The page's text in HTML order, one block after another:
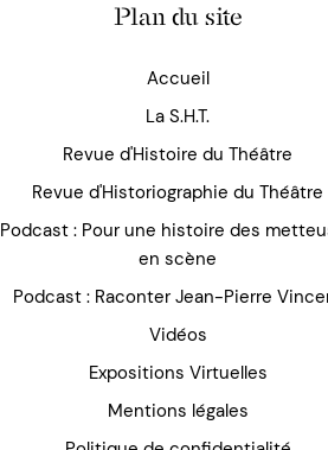
Plan du site
Accueil
La S.H.T.
Revue d'Histoire du Théâtre
Revue d'Historiographie du Théâtre
Podcast : Pour une histoire des
en scène
Podcast : Raconter Jean-Pierre
Vidéos
Expositions Virtuelles
Mentions légales